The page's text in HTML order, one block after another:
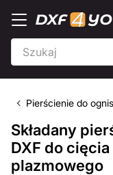
Pierścienie do
Składany
DXF do
plazmowego